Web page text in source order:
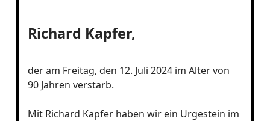
Richard Kapfer,
der am Freitag, den 12. Juli 2024 im Alter von
90 Jahren verstarb.
Mit Richard Kapfer haben wir ein Urgestein im